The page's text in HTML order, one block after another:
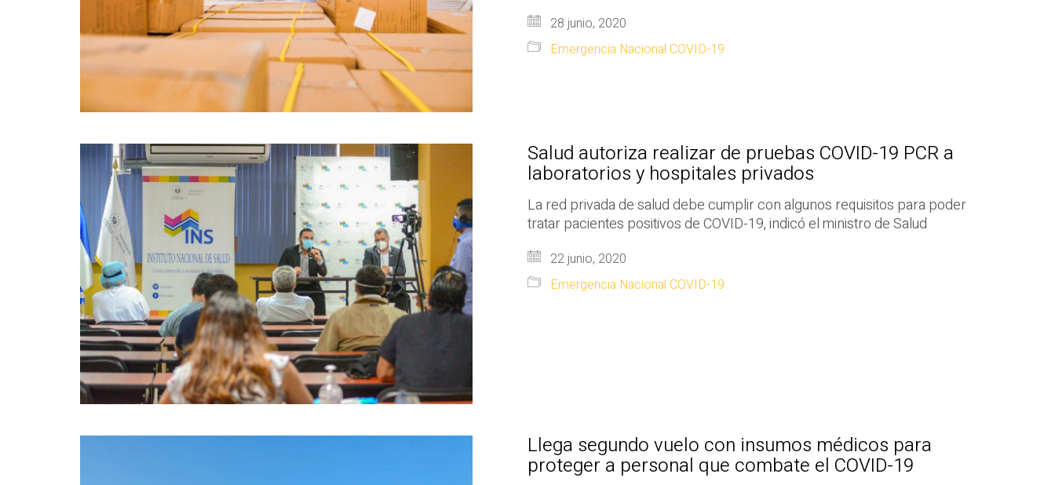
28 junio, 2020
Emergencia Nacional COVID-19
Salud autoriza realizar de pruebas COVID-19 PCR a
laboratorios y hospitales privados
La red privada de salud debe cumplir con algunos requisitos para poder
tratar pacientes positivos de COVID-19, indicó el ministro de Salud
22 junio, 2020
Emergencia Nacional COVID-19
Llega segundo vuelo con insumos médicos para
proteger a personal que combate el COVID-19